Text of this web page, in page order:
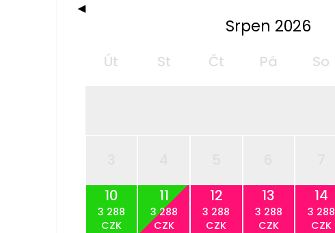
◀
Srpen 2026
Út St Čt Pá So
10
3 288
CZK
11
3 288
CZK
12
3 288
CZK
13
3 288
CZK
14
3 288
CZK